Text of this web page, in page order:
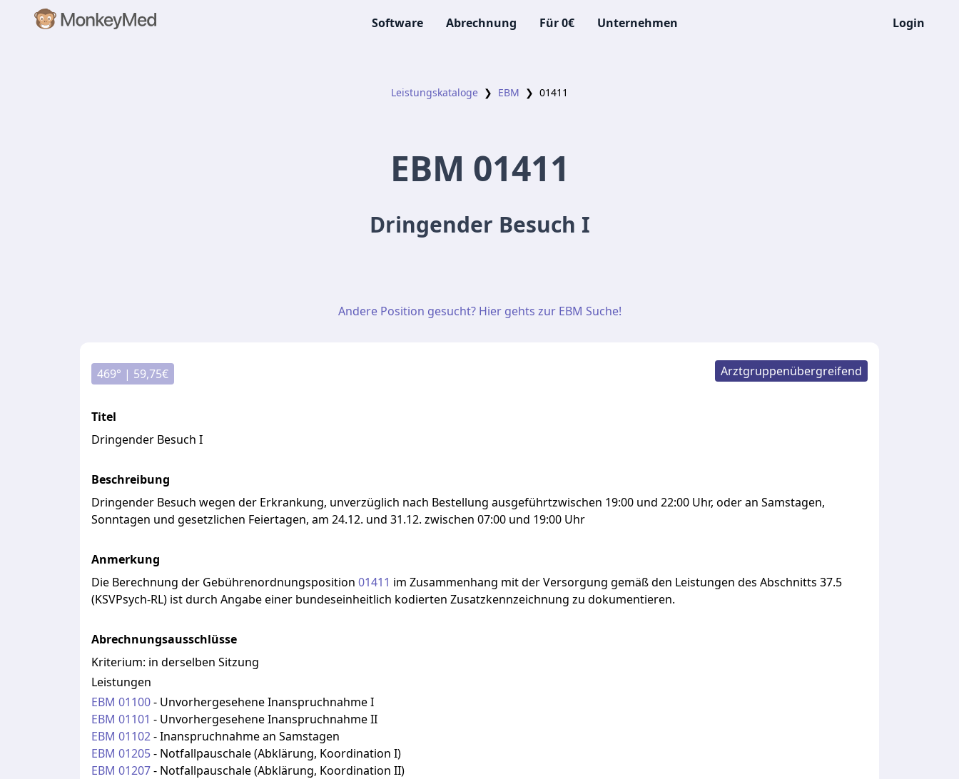
Software Abrechnung Für 0€ Unternehmen Login
Leistungskataloge ❯ EBM ❯ 01411
EBM 01411
Dringender Besuch I
Andere Position gesucht? Hier gehts zur EBM Suche!
469° | 59,75€ Arztgruppenübergreifend
Titel
Dringender Besuch I
Beschreibung
Dringender Besuch wegen der Erkrankung, unverzüglich nach Bestellung ausgeführtzwischen 19:00 und 22:00 Uhr, oderan Samstagen,
Sonntagen und gesetzlichen Feiertagen, am 24.12. und 31.12. zwischen 07:00 und 19:00 Uhr
Anmerkung
Die Berechnung der Gebührenordnungsposition 01411 im Zusammenhang mitderVersorgung gemäßden Leistungen des Abschnitts 37.5
(KSVPsych-RL) istdurch Angabeeiner bundeseinheitlich kodierten Zusatzkennzeichnung zu dokumentieren.
Abrechnungsausschlüsse
Kriterium: in derselben Sitzung
Leistungen
EBM 01100- Unvorhergesehene Inanspruchnahme I
EBM 01101 - Unvorhergesehene Inanspruchnahme II
EBM 01102-Inanspruchnahme an Samstagen
EBM 01205- Notfallpauschale (Abklärung, Koordination I)
EBM 01207- Notfallpauschale (Abklärung, Koordination II)